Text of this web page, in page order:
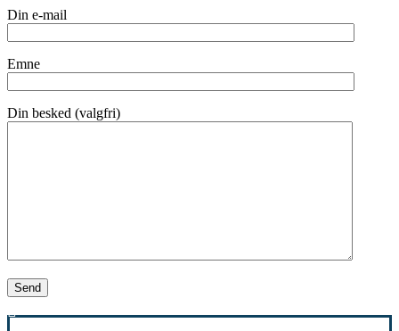
Din e-mail
Emne
Din besked (valgfri)